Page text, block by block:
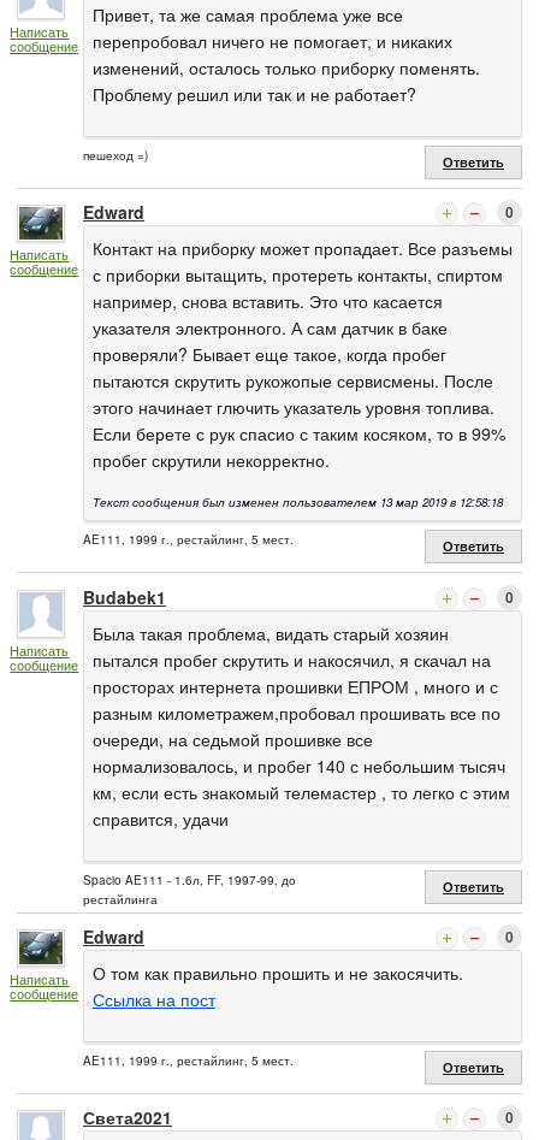
Написать
сообщение
Привет, та же самая проблема уже все
перепробовал ничего не помогает, и никаких
изменений, осталось только приборку поменять.
Проблему решил или так и не работает?
пешеход =) Ответить
Написать
сообщение
Edward 0
Контакт на приборку может пропадает. Все разъемы
с приборки вытащить, протереть контакты, спиртом
например, снова вставить. Это что касается
указателя электронного. А сам датчик в баке
проверяли? Бывает еще такое, когда пробег
пытаются скрутить рукожопые сервисмены. После
этого начинает глючить указатель уровня топлива.
Если берете с рук спасио с таким косяком, то в 99%
пробег скрутили некорректно.
Текст сообщения был изменен пользователем 13 мар 2019 в 12:58:18
AE111, 1999 г., рестайлинг, 5 мест. Ответить
Написать
сообщение
Budabek1 0
Была такая проблема, видать старый хозяин
пытался пробег скрутить и накосячил, я скачал на
просторах интернета прошивки ЕПРОМ , много и с
разным километражем,пробовал прошивать все по
очереди, на седьмой прошивке все
нормализовалось, и пробег 140 с небольшим тысяч
км, если есть знакомый телемастер , то легко с этим
справится, удачи
Spacio AE111 - 1.6л, FF, 1997-99, до
рестайлинга
Ответить
Написать
сообщение
Edward 0
О том как правильно прошить и не закосячить.
Ссылка на пост
AE111, 1999 г., рестайлинг, 5 мест. Ответить
Света2021 0